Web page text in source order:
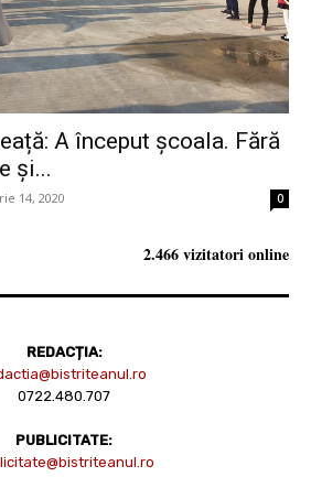
A început școala. Fără
și...
14, 2020 0
2.466 vizitatori online
REDACȚIA:
0722.480.707
PUBLICITATE: